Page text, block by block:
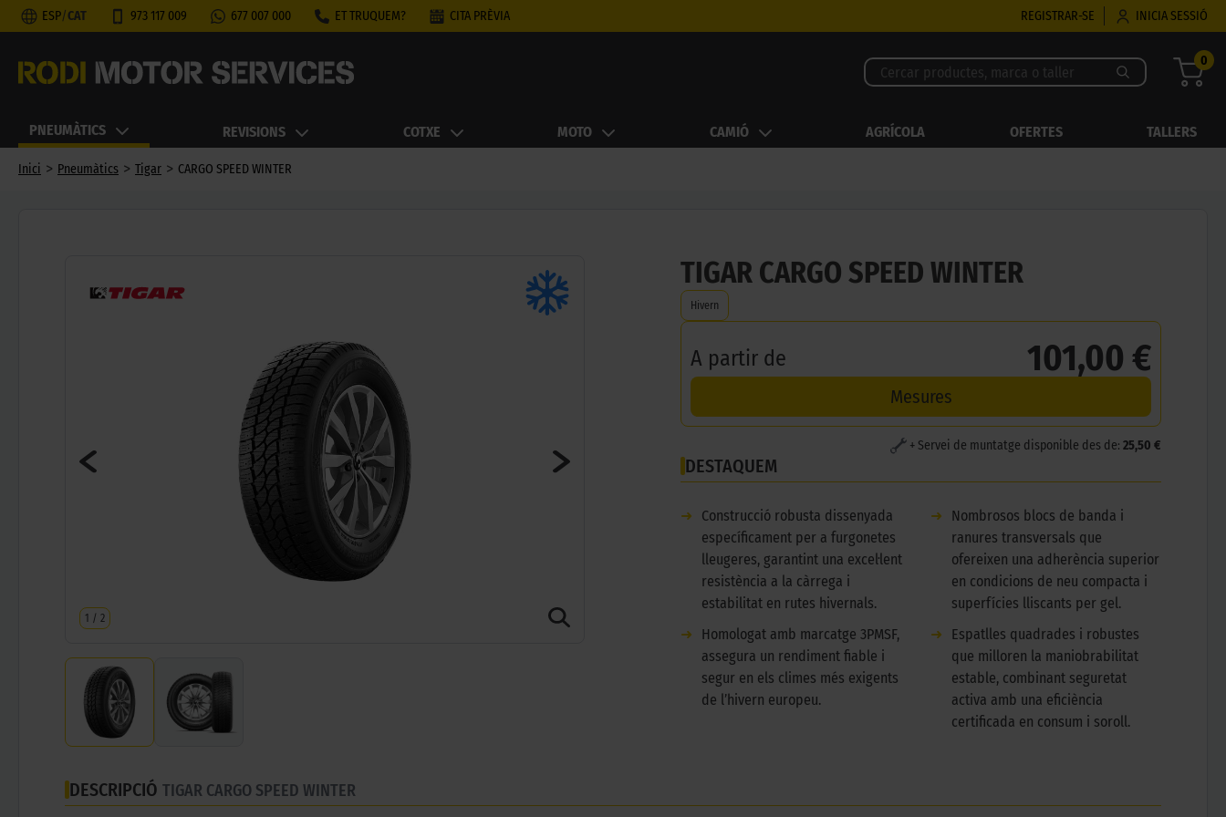
ESP/CAT 973 117 009 677 007 000 ET TRUQUEM? CITA PRÈVIA REGISTRAR-SE INICIA SESSIÓ
0
PNEUMÀTICS REVISIONS COTXE MOTO CAMIÓ AGRÍCOLA OFERTES TALLERS
Inici > Pneumàtics > Tigar > CARGO SPEED WINTER
1 / 2
TIGAR CARGO SPEED WINTER
Hivern
A partir de 101,00 €
Mesures
+ Servei de muntatge disponible des de: 25,50 €
DESTAQUEM
➜
Construcció robusta dissenyada
específicament per a furgonetes
lleugeres, garantint una excel·lent
resistència a la càrrega i
estabilitat en rutes hivernals.
➜
Nombrosos blocs de banda i
ranures transversals que
ofereixen una adherència superior
en condicions de neu compacta i
superfícies lliscants per gel.
➜
Homologat amb marcatge 3PMSF,
assegura un rendiment fiable i
segur en els climes més exigents
de l’hivern europeu.
➜
Espatlles quadrades i robustes
que milloren la maniobrabilitat
estable, combinant seguretat
activa amb una eficiència
certificada en consum i soroll.
DESCRIPCIÓ TIGAR CARGO SPEED WINTER